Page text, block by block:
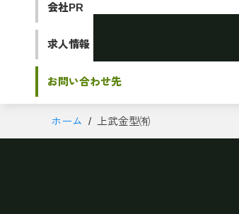
会社PR
求人情報
お問い合わせ先
ホーム 上武金型㈲